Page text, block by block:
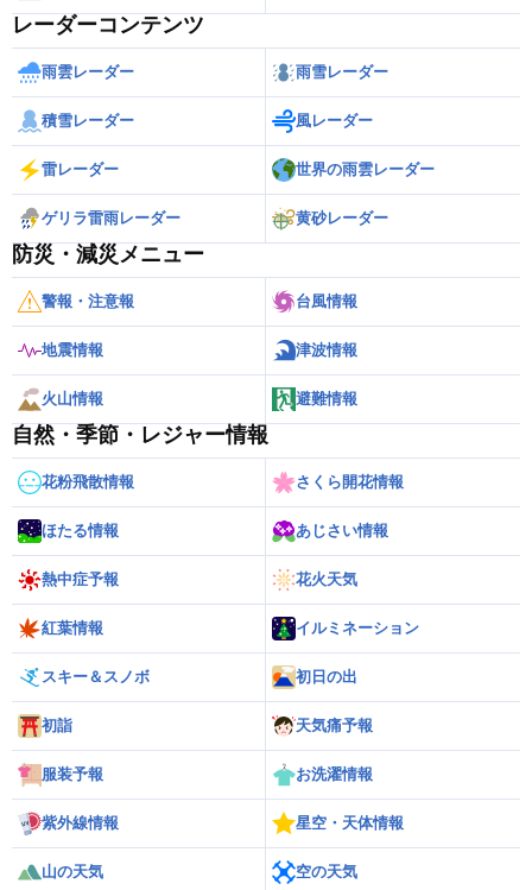
レーダーコンテンツ
雨雲レーダー 雨雪レーダー
積雪レーダー 風レーダー
雷レーダー 世界の雨雲レーダー
ゲリラ雷雨レーダー 黄砂レーダー
防災・減災メニュー
警報・注意報 台風情報
地震情報 津波情報
火山情報 避難情報
自然・季節・レジャー情報
花粉飛散情報 さくら開花情報
ほたる情報 あじさい情報
熱中症予報 花火天気
紅葉情報 イルミネーション
スキー＆スノボ 初日の出
初詣 天気痛予報
服装予報 お洗濯情報
紫外線情報 星空・天体情報
山の天気 空の天気